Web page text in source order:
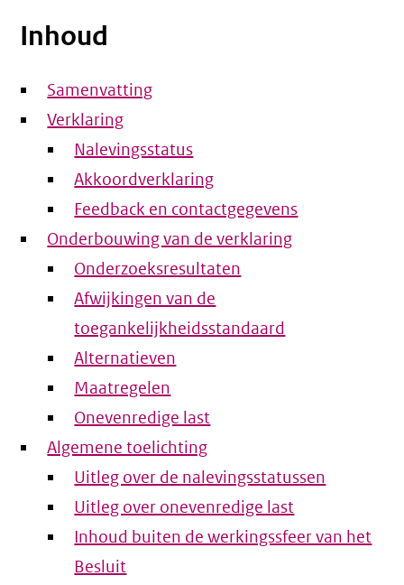
Inhoud
Samenvatting
Verklaring
Nalevingsstatus
Akkoordverklaring
Feedback en contactgegevens
Onderbouwing van de verklaring
Onderzoeksresultaten
Afwijkingen van de
toegankelijkheidsstandaard
Alternatieven
Maatregelen
Onevenredige last
Algemene toelichting
Uitleg over de nalevingsstatussen
Uitleg over onevenredige last
Inhoud buiten de werkingssfeer van het
Besluit